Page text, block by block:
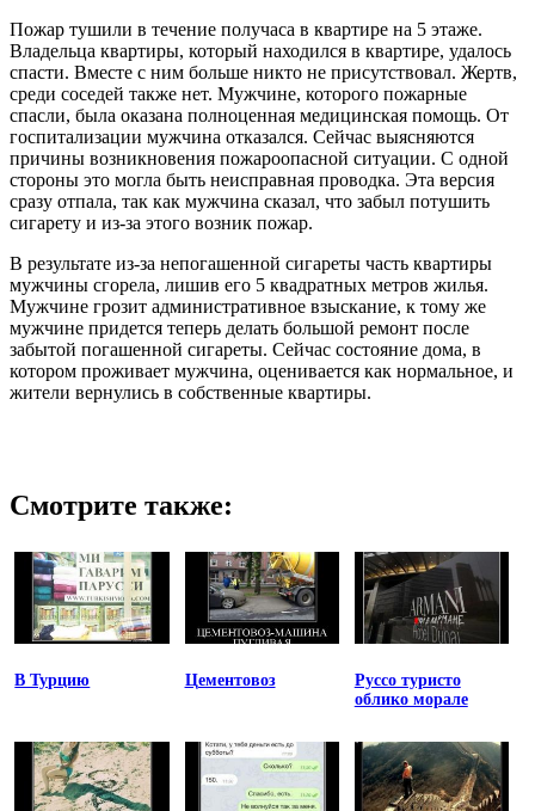
Пожар тушили в течение получаса в квартире на 5 этаже.
Владельца квартиры, который находился в квартире, удалось
спасти. Вместе с ним больше никто не присутствовал. Жертв,
среди соседей также нет. Мужчине, которого пожарные
спасли, была оказана полноценная медицинская помощь. От
госпитализации мужчина отказался. Сейчас выясняются
причины возникновения пожароопасной ситуации. С одной
стороны это могла быть неисправная проводка. Эта версия
сразу отпала, так как мужчина сказал, что забыл потушить
сигарету и из-за этого возник пожар.
В результате из-за непогашенной сигареты часть квартиры
мужчины сгорела, лишив его 5 квадратных метров жилья.
Мужчине грозит административное взыскание, к тому же
мужчине придется теперь делать большой ремонт после
забытой погашенной сигареты. Сейчас состояние дома, в
котором проживает мужчина, оценивается как нормальное, и
жители вернулись в собственные квартиры.
Смотрите также:
В Турцию Цементовоз
Руссо туристо
облико морале